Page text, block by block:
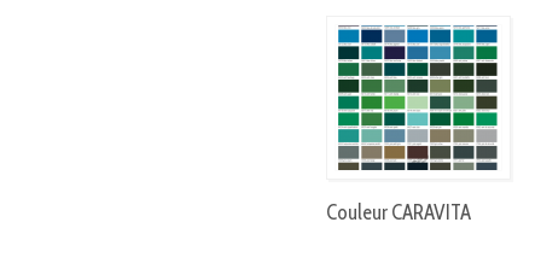
Couleur CARAVITA